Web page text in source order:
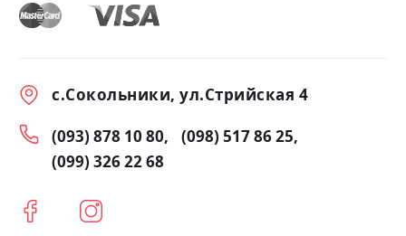
с.Сокольники, ул.Стрийская 4
(093) 878 10 80
(098) 517 86 25
(099) 326 22 68